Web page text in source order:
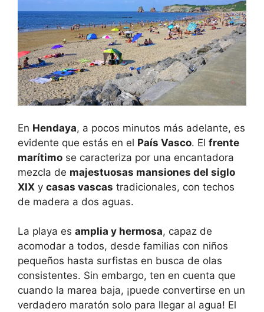
En Hendaya, a pocos minutos más adelante, es
evidente que estás en el País Vasco. El frente
marítimo se caracteriza por una encantadora
mezcla de majestuosas mansiones del siglo
XIX y casas vascas tradicionales, con techos
de madera a dos aguas.
La playa es amplia y hermosa, capaz de
acomodar a todos, desde familias con niños
pequeños hasta surfistas en busca de olas
consistentes. Sin embargo, ten en cuenta que
cuando la marea baja, ¡puede convertirse en un
verdadero maratón solo para llegar al agua! El